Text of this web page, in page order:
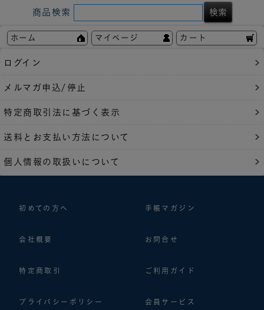
商品検索
ホーム マイページ カート
ログイン
メルマガ申込/停止
特定商取引法に基づく表示
送料とお支払い方法について
個人情報の取扱いについて
初めての方へ 手帳マガジン
会社概要 お問合せ
特定商取引 ご利用ガイド
プライバシーポリシー 会員サービス